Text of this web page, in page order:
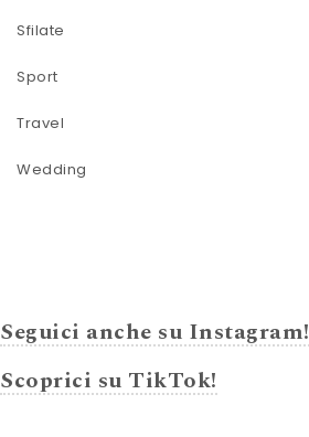
Sfilate
Sport
Travel
Wedding
Seguici anche su Instagram!
Scoprici su TikTok!